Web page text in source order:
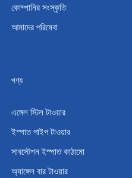
কোম্পানির সংস্কৃতি
আমাদের পরিষেবা
পণ্য
এঙ্গেল স্টিল টাওয়ার
ইস্পাত পাইপ টাওয়ার
সাবস্টেশন ইস্পাত কাঠামো
অ্যাঙ্গেল বার টাওয়ার